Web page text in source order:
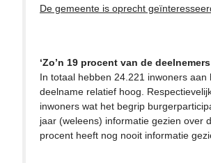
De gemeente is oprecht
‘Zo’n 19 procent van de
In totaal hebben 24.221 inwoners
deelname relatief hoog.
inwoners wat het begrip
jaar (weleens) informatie gezien over
procent heeft nog nooit informatie